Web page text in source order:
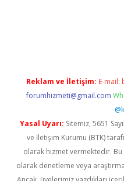
Reklam ve İletişim: E-mail:
forumhizmeti@gmail.com
Yasal Uyarı: Sitemiz, 5651
ve İletişim Kurumu (BTK)
olarak hizmet vermektedir.
olarak denetleme veya